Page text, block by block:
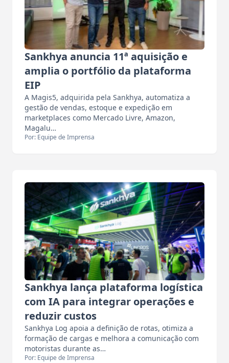
Sankhya anuncia 11ª aquisição e
amplia o portfólio da plataforma
EIP
A Magis5, adquirida pela Sankhya, automatiza a
gestão de vendas, estoque e expedição em
marketplaces como Mercado Livre, Amazon,
Magalu…
Por: Equipe de Imprensa
Sankhya lança plataforma logística
com IA para integrar operações e
reduzir custos
Sankhya Log apoia a definição de rotas, otimiza a
formação de cargas e melhora a comunicação com
motoristas durante as…
Por: Equipe de Imprensa